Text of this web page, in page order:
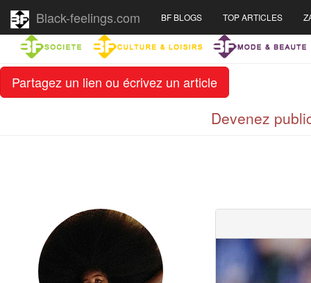
Partagez un lien ou écrivez un article
Black-feelings.com BF BLOGS TOP ARTICLES
Devenez